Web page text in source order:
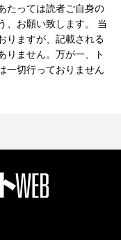
たっては読者ご自身の
、お願い致します。 当
りますが、記載される
りません。万が一、ト
一切行っておりません